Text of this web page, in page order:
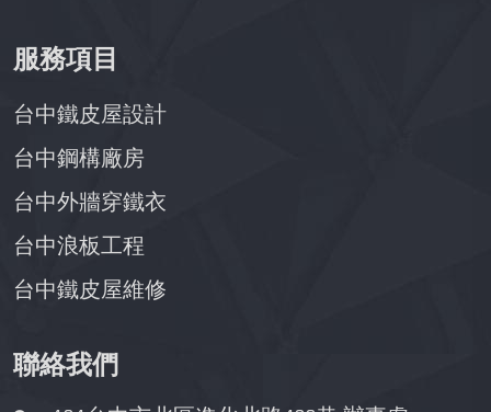
服務項目
台中鐵皮屋設計
台中鋼構廠房
台中外牆穿鐵衣
台中浪板工程
台中鐵皮屋維修
聯絡我們